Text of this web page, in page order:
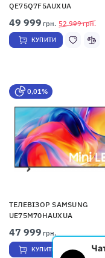
QE75Q7F5AUXUA
52 999грн.
49 999 грн.
КУПИТИ
0,01%
ТЕЛЕВІЗОР SAMSUNG
UE75M70HAUXUA
47 999 грн.
КУПИТИ